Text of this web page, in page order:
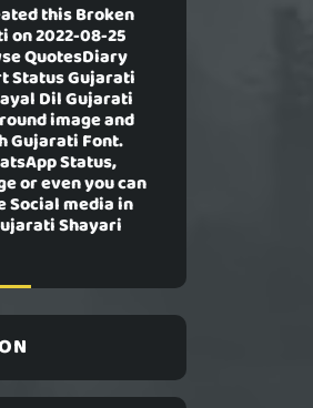
thisBroken
on 2022-08-25
QuotesDiary
Status Gujarati
Dil Gujarati
image and
Gujarati Font.
Status,
or even you can
Social media in
Shayari